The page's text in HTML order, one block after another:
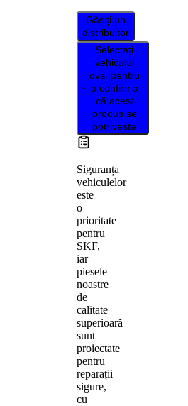
Găsiți un
distribuitor
Selectați
vehiculul
dvs. pentru
a confirma
că acest
produs se
potrivește
Siguranța
vehiculelor
este
o
prioritate
pentru
SKF,
iar
piesele
noastre
de
calitate
superioară
sunt
proiectate
pentru
reparații
sigure,
cu